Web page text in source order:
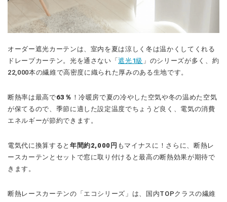
オーダー遮光カーテンは、室内を夏は涼しく冬は温かくしてくれる
ドレープカーテン。光を通さない「遮光1級 」のシリーズが多く、約
22,000本の繊維で高密度に織られた厚みのある生地です。
断熱率は最高で63％ ！冷暖房で夏の冷やした空気や冬の温めた空気
が保てるので、季節に適した設定温度でちょうど良く、電気の消費
エネルギーが節約できます。
電気代に換算すると 年間約2,000円 もマイナスに！さらに、断熱レ
ースカーテンとセットで窓に取り付けると最高の断熱効果が期待で
きます。
断熱レースカーテンの「エコシリーズ」は、国内TOPクラスの繊維